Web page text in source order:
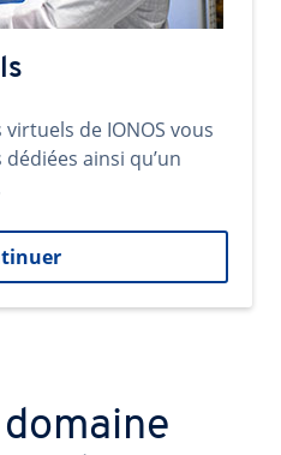
de IONOS vous
ainsi qu’un